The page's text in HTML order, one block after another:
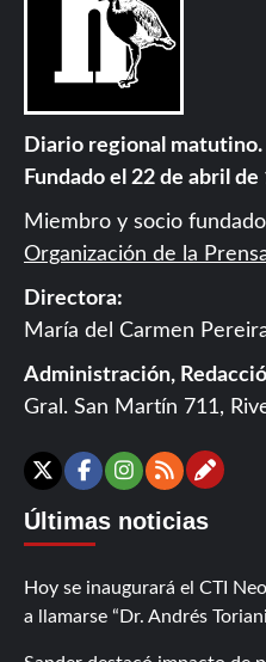
Diario regional matutino.
Fundado el 22 de abril de
Miembro y socio
Organización de la
Directora:
María del Carmen
Administración,
Gral. San Martín 711,
X Facebook
Instagram
RSS
Últimas noticias
Hoy se inaugurará el CTI
a llamarse “Dr. Andrés